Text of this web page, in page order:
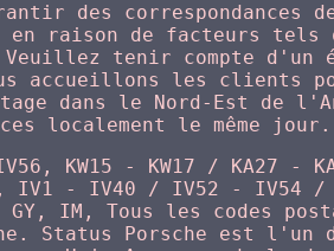
des correspondances
raison de facteurs tels
tenir compte d'un
accueillons les clients
dans le Nord-Est de
localement le même jour.
KW15 - KW17 / KA27 -
IV1 - IV40 / IV52 - IV54
GY, IM, Tous les codes
Status Porsche est l'un